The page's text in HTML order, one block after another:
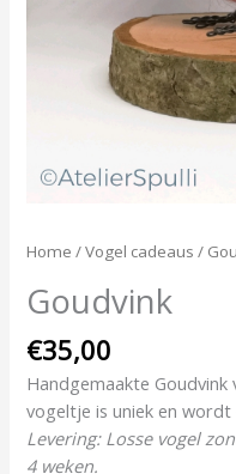
Home /Vogel cadeaus /
Goudvink
€35,00
Handgemaakte
vogeltje is uniek en
Levering: Losse vogel
4 weken.